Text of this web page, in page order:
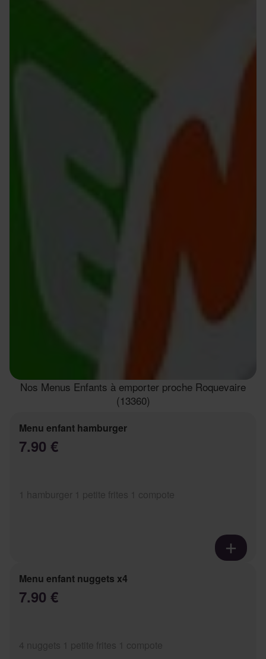
Nos Menus Enfants à emporter proche Roquevaire
(13360)
Menu enfant hamburger
7.90 €
Menu enfant nuggets x4
7.90 €